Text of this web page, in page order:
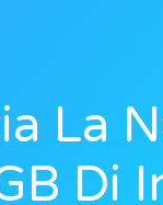
La
Di